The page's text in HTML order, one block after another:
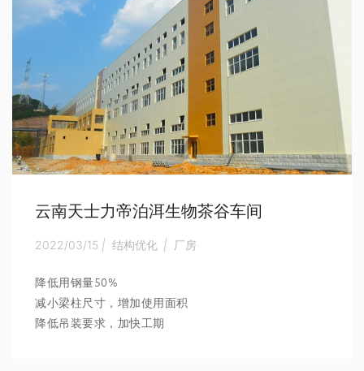
云南天士力帝泊洱生物茶谷车间
2022/03/15 | 结构优化 | 厂房
降低用钢量50%
减小梁柱尺寸，增加使用面积
降低吊装要求，加快工期